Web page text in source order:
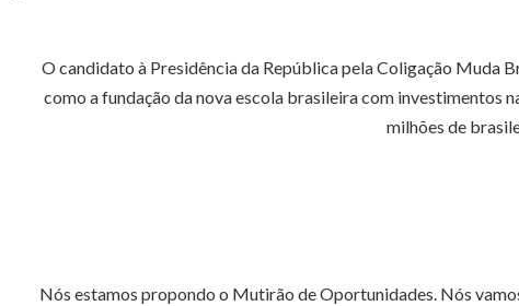
O candidato à Presidência da República pela Coligação Muda
como a fundação da nova escola brasileira com investimentos
milhões de
Nós estamos propondo o Mutirão de Oportunidades. Nós